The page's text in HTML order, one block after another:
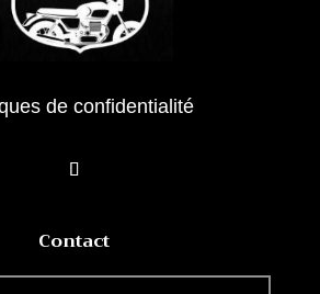
de confidentialité
Contact